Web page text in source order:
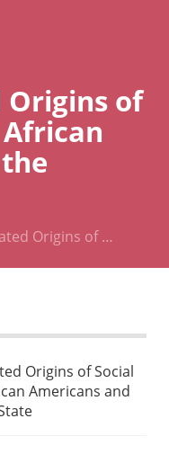
Origins of
Origins of …
Origins of Social
Americans and